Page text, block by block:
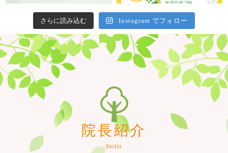
さらに読み込む Instagram でフォロー
院長紹介
Doctor